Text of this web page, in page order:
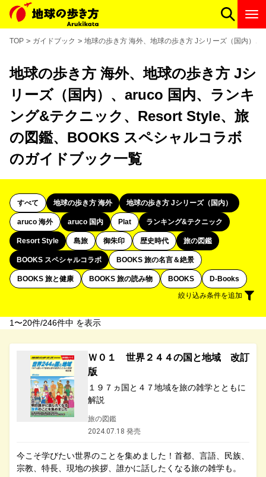
TOP ガイドブック 地球の歩き方 海外、地球の歩き方 Jシリーズ（国内）
地球の歩き方 海外、地球の歩き方 Jシ
リーズ（国内）、aruco 国内、ランキ
ング&テクニック、Resort Style、旅
の図鑑、BOOKS スペシャルコラボ
のガイドブック一覧
すべて 地球の歩き方 海外 地球の歩き方 Jシリーズ（国内）
aruco 海外 aruco 国内 Plat ランキング&テクニック
Resort Style 島旅 御朱印 歴史時代 旅の図鑑
BOOKS スペシャルコラボ BOOKS 旅の名言＆絶景
BOOKS 旅と健康 BOOKS 旅の読み物 BOOKS D-Books
絞り込み条件を追加
1〜20件/246件中 を表示
Ｗ０１ 世界２４４の国と地域 改訂
版
１９７ヵ国と４７地域を旅の雑学とともに
解説
旅の図鑑
2024.07.18 発売
今こそ学びたい世界のことを集めました！首都、言語、民族、
宗教、特長、現地の挨拶、誰かに話したくなる旅の雑学も。